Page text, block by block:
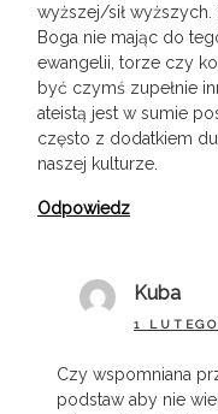
wyższej/sił wyższych.
Boga nie mając do
ewangelii, torze czy
być czymś zupełnie
ateistą jest w sumie
często z dodatkiem
naszej kulturze.
Odpowiedz
Kuba
1
Czy wspomniana
podstaw aby nie